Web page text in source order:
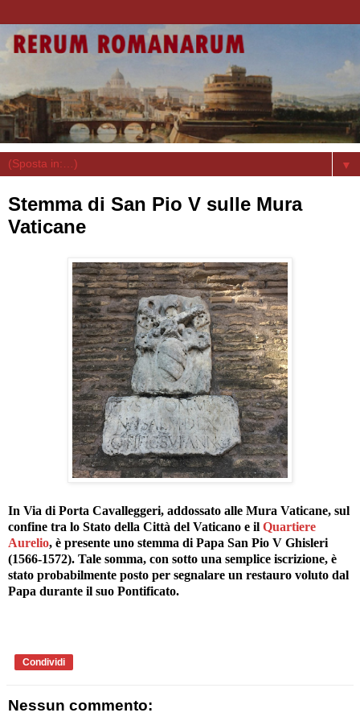
▼
Stemma di San Pio V sulle Mura
Vaticane
In Via di Porta Cavalleggeri, addossato alle Mura Vaticane, sul
confine tra lo Stato della Città del Vaticano e il Quartiere
Aurelio, è presente uno stemma di Papa San Pio V Ghisleri
(1566-1572). Tale somma, con sotto una semplice iscrizione, è
stato probabilmente posto per segnalare un restauro voluto dal
Papa durante il suo Pontificato.
Condividi
Nessun commento: